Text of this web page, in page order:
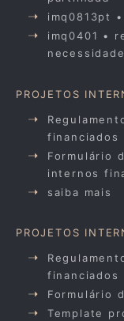
imq0813pt
imq0401 •
necessidade
PROJETOS
financiados
Formulário
internos
saiba mais
PROJETOS
financiados
Formulário
Template